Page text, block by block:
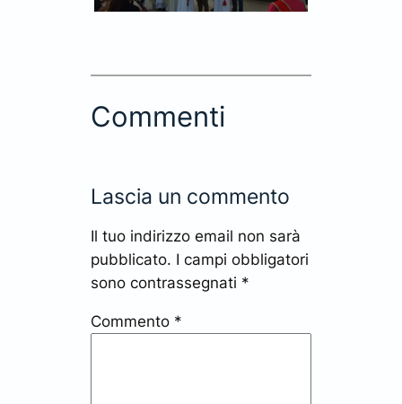
Commenti
Lascia un commento
Il tuo indirizzo email non sarà
pubblicato. I campi obbligatori
sono contrassegnati *
Commento *